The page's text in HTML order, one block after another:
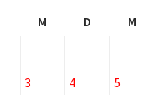
M D M
3
4 5